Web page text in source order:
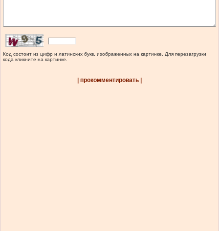
Код состоит из цифр и латинских букв, изображенных на картинке. Для перезагрузки
кода кликните на картинке.
| прокомментировать |